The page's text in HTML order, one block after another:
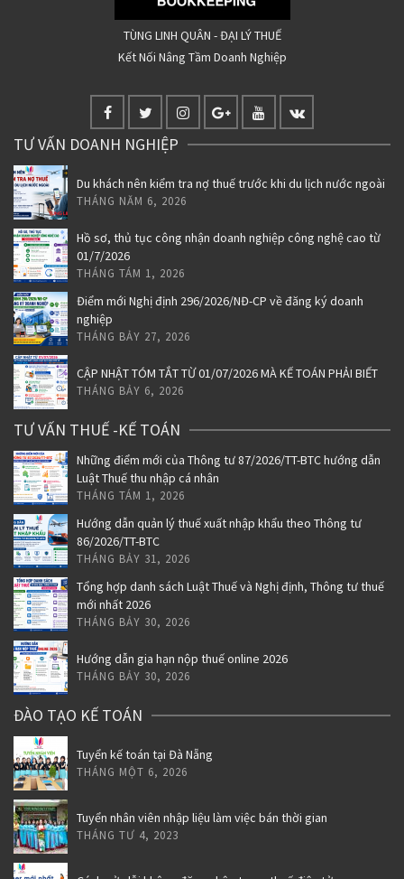
TÙNG LINH QUÂN - ĐẠI LÝ THUẾ
Kết Nối Nâng Tầm Doanh Nghiệp
TƯ VẤN DOANH NGHIỆP
Du khách nên kiểm tra nợ thuế trước khi du lịch nước ngoài
THÁNG NĂM 6, 2026
Hồ sơ, thủ tục công nhận doanh nghiệp công nghệ cao từ
01/7/2026
THÁNG TÁM 1, 2026
Điểm mới Nghị định 296/2026/NĐ-CP về đăng ký doanh
nghiệp
THÁNG BẢY 27, 2026
CẬP NHẬT TÓM TẮT TỪ 01/07/2026 MÀ KẾ TOÁN PHẢI BIẾT
THÁNG BẢY 6, 2026
TƯ VẤN THUẾ -KẾ TOÁN
Những điểm mới của Thông tư 87/2026/TT-BTC hướng dẫn
Luật Thuế thu nhập cá nhân
THÁNG TÁM 1, 2026
Hướng dẫn quản lý thuế xuất nhập khẩu theo Thông tư
86/2026/TT-BTC
THÁNG BẢY 31, 2026
Tổng hợp danh sách Luật Thuế và Nghị định, Thông tư thuế
mới nhất 2026
THÁNG BẢY 30, 2026
Hướng dẫn gia hạn nộp thuế online 2026
THÁNG BẢY 30, 2026
ĐÀO TẠO KẾ TOÁN
Tuyển kế toán tại Đà Nẵng
THÁNG MỘT 6, 2026
Tuyển nhân viên nhập liệu làm việc bán thời gian
THÁNG TƯ 4, 2023